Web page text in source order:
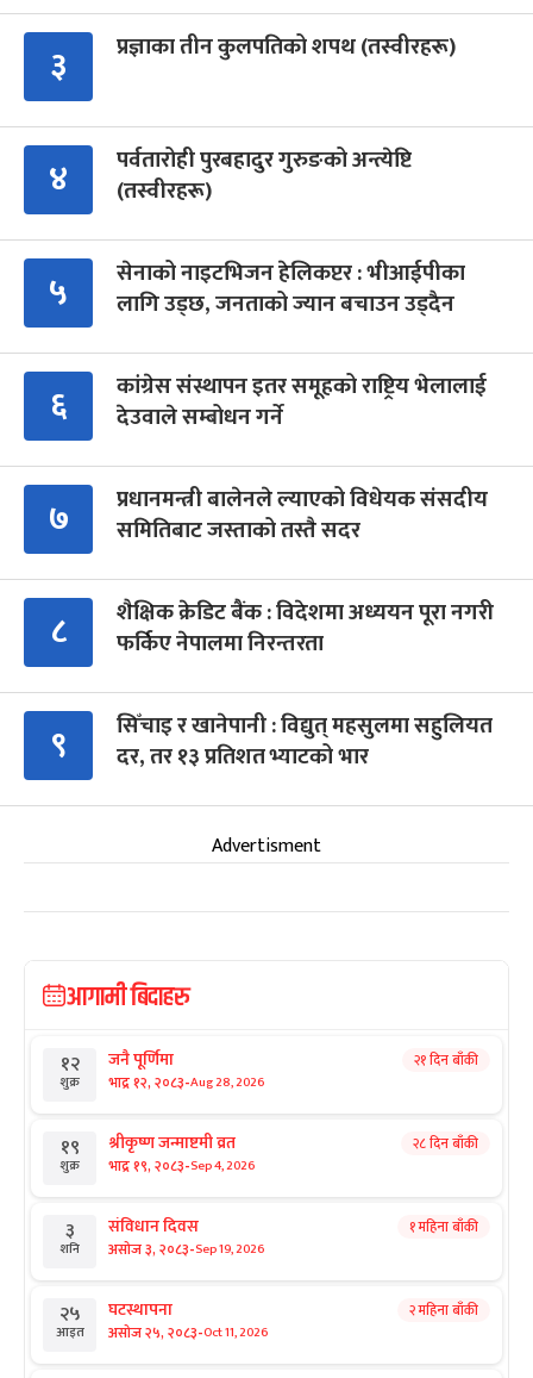
३ प्रज्ञाका तीन कुलपतिको शपथ (तस्वीरहरू)
४
पर्वतारोही पुरबहादुर गुरुङको अन्त्येष्टि
(तस्वीरहरू)
५
सेनाको नाइटभिजन हेलिकप्टर : भीआईपीका
लागि उड्छ, जनताको ज्यान बचाउन उड्दैन
६
कांग्रेस संस्थापन इतर समूहको राष्ट्रिय भेलालाई
देउवाले सम्बोधन गर्ने
७
प्रधानमन्त्री बालेनले ल्याएको विधेयक संसदीय
समितिबाट जस्ताको तस्तै सदर
८
शैक्षिक क्रेडिट बैंक : विदेशमा अध्ययन पूरा नगरी
फर्किए नेपालमा निरन्तरता
९
सिँचाइ र खानेपानी : विद्युत् महसुलमा सहुलियत
दर, तर १३ प्रतिशत भ्याटको भार
Advertisment
आगामी बिदाहरु
१२
शुक्र
जनै पूर्णिमा
भाद्र १२, २०८३-Aug 28, 2026
२१ दिन बाँकी
१९
शुक्र
श्रीकृष्ण जन्माष्टमी व्रत
भाद्र १९, २०८३-Sep 4, 2026
२८ दिन बाँकी
३
शनि
संविधान दिवस
असोज ३, २०८३-Sep 19, 2026
१ महिना बाँकी
२५
आइत
घटस्थापना
असोज २५, २०८३-Oct 11, 2026
२ महिना बाँकी